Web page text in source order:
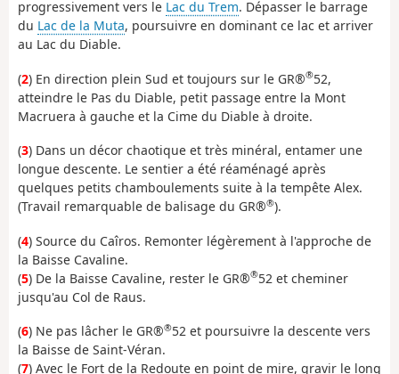
progressivement vers le Lac du Trem. Dépasser le barrage
du Lac de la Muta, poursuivre en dominant ce lac et arriver
au Lac du Diable.
(2) En direction plein Sud et toujours sur le GR®®52,
atteindre le Pas du Diable, petit passage entre la Mont
Macruera à gauche et la Cime du Diable à droite.
(3) Dans un décor chaotique et très minéral, entamer une
longue descente. Le sentier a été réaménagé après
quelques petits chamboulements suite à la tempête Alex.
(Travail remarquable de balisage du GR®®).
(4) Source du Caîros. Remonter légèrement à l'approche de
la Baisse Cavaline.
(5) De la Baisse Cavaline, rester le GR®®52 et cheminer
jusqu'au Col de Raus.
(6) Ne pas lâcher le GR®®52 et poursuivre la descente vers
la Baisse de Saint-Véran.
(7) Avec le Fort de la Redoute en point de mire, gravir le long